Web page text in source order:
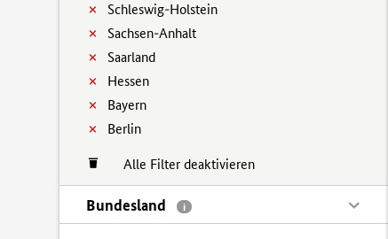
Schleswig-Holstein
Sachsen-Anhalt
Saarland
Hessen
Bayern
Berlin
Alle Filter deaktivieren
Bundesland i